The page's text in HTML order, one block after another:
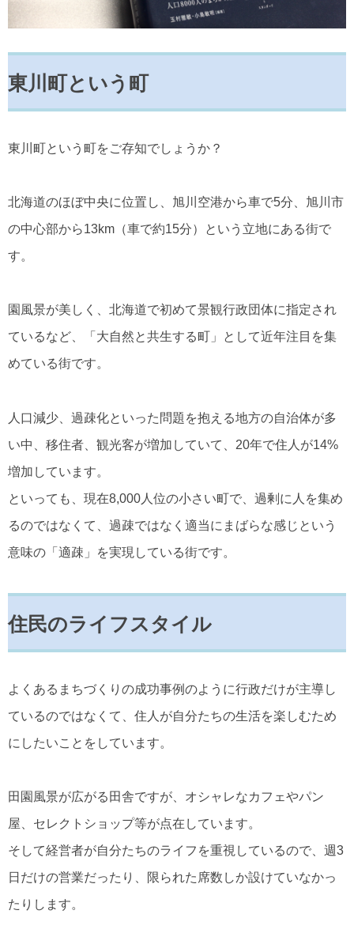
東川町という町
東川町という町をご存知でしょうか？
北海道のほぼ中央に位置し、旭川空港から車で5分、旭川市
の中心部から13km（車で約15分）という立地にある街で
す。
園風景が美しく、北海道で初めて景観行政団体に指定され
ているなど、「大自然と共生する町」として近年注目を集
めている街です。
人口減少、過疎化といった問題を抱える地方の自治体が多
い中、移住者、観光客が増加していて、20年で住人が14%
増加しています。
といっても、現在8,000人位の小さい町で、過剰に人を集め
るのではなくて、過疎ではなく適当にまばらな感じという
意味の「適疎」を実現している街です。
住民のライフスタイル
よくあるまちづくりの成功事例のように行政だけが主導し
ているのではなくて、住人が自分たちの生活を楽しむため
にしたいことをしています。
田園風景が広がる田舎ですが、オシャレなカフェやパン
屋、セレクトショップ等が点在しています。
そして経営者が自分たちのライフを重視しているので、週3
日だけの営業だったり、限られた席数しか設けていなかっ
たりします。